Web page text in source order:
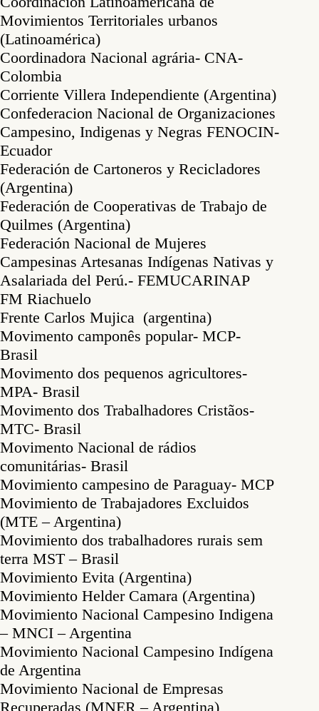
Movimientos Territoriales urbanos
(Latinoamérica)
Coordinadora Nacional agrária- CNA-
Colombia
Corriente Villera Independiente (Argentina)
Confederacion Nacional de Organizaciones
Campesino, Indigenas y Negras FENOCIN-
Ecuador
Federación de Cartoneros y Recicladores
(Argentina)
Federación de Cooperativas de Trabajo de
Quilmes (Argentina)
Federación Nacional de Mujeres
Campesinas Artesanas Indígenas Nativas y
Asalariada del Perú.- FEMUCARINAP
FM Riachuelo
Frente Carlos Mujica (argentina)
Movimento camponês popular- MCP-
Brasil
Movimento dos pequenos agricultores-
MPA- Brasil
Movimento dos Trabalhadores Cristãos-
MTC- Brasil
Movimento Nacional de rádios
comunitárias- Brasil
Movimiento campesino de Paraguay- MCP
Movimiento de Trabajadores Excluidos
(MTE – Argentina)
Movimiento dos trabalhadores rurais sem
terra MST – Brasil
Movimiento Evita (Argentina)
Movimiento Helder Camara (Argentina)
Movimiento Nacional Campesino Indigena
– MNCI – Argentina
Movimiento Nacional Campesino Indígena
de Argentina
Movimiento Nacional de Empresas
Recuperadas (MNER – Argentina)